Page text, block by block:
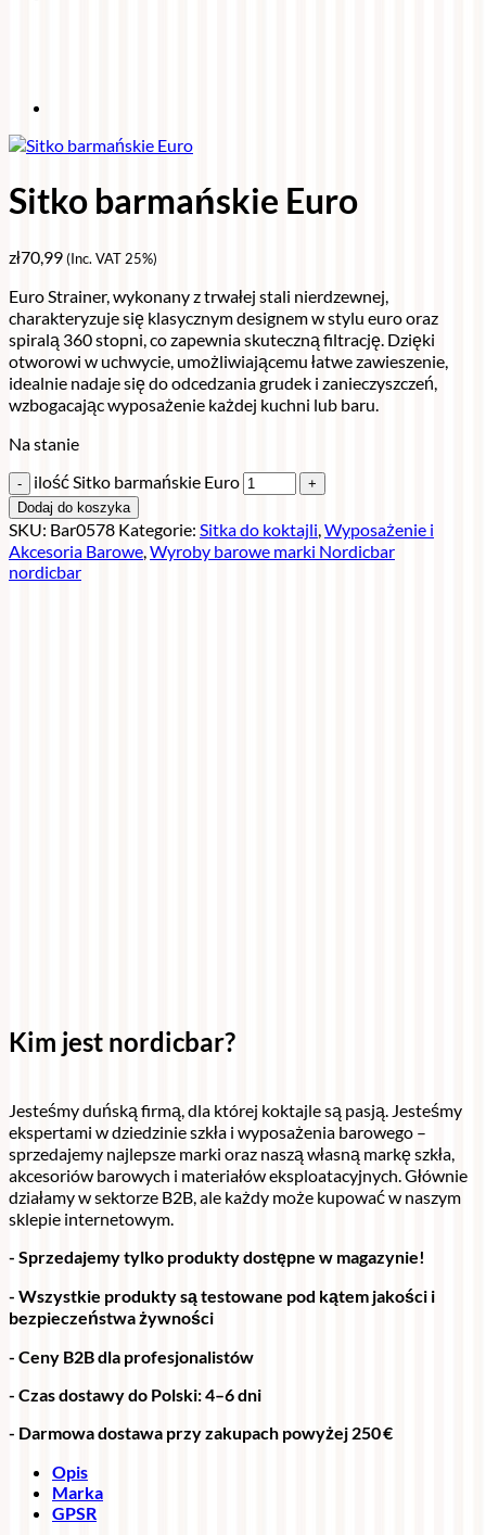
Sitko barmańskie Euro
zł70,99(Inc. VAT 25%)
Euro Strainer, wykonany z trwałej stali nierdzewnej,
charakteryzuje się klasycznym designem w stylu euro oraz
spiralą 360 stopni, co zapewnia skuteczną filtrację. Dzięki
otworowi w uchwycie, umożliwiającemu łatwe zawieszenie,
idealnie nadaje się do odcedzania grudek i zanieczyszczeń,
wzbogacając wyposażenie każdej kuchni lub baru.
Na stanie
ilość Sitko barmańskie Euro
Dodaj do koszyka
SKU: Bar0578 Kategorie: Sitka do koktajli,Wyposażenie i
Akcesoria Barowe,Wyroby barowe marki Nordicbar
nordicbar
Kim jest nordicbar?
Jesteśmy duńską firmą, dla której koktajle są pasją. Jesteśmy
ekspertami w dziedzinie szkła i wyposażenia barowego –
sprzedajemy najlepsze marki oraz naszą własną markę szkła,
akcesoriów barowych i materiałów eksploatacyjnych. Głównie
działamy w sektorze B2B, ale każdy może kupować w naszym
sklepie internetowym.
- Sprzedajemy tylko produkty dostępne w magazynie!
- Wszystkie produkty są testowane pod kątem jakości i
bezpieczeństwa żywności
- Ceny B2B dla profesjonalistów
- Czas dostawy do Polski: 4–6 dni
- Darmowa dostawa przy zakupach powyżej 250 €
Opis
Marka
GPSR